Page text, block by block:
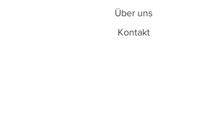
Über uns
Kontakt